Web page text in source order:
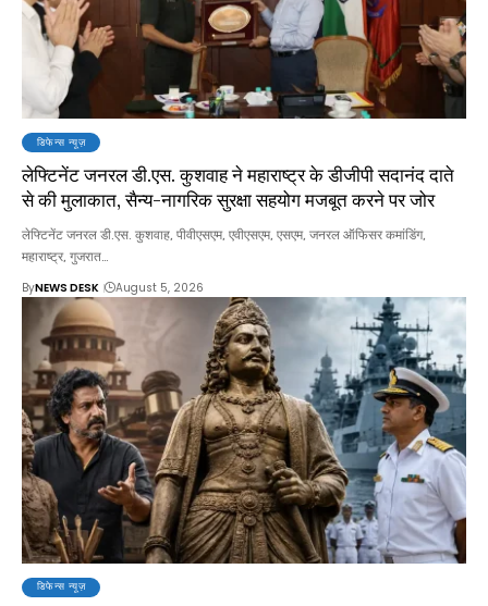
डिफेन्स न्यूज़
लेफ्टिनेंट जनरल डी.एस. कुशवाह ने महाराष्ट्र के डीजीपी सदानंद दाते
से की मुलाकात, सैन्य-नागरिक सुरक्षा सहयोग मजबूत करने पर जोर
लेफ्टिनेंट जनरल डी.एस. कुशवाह, पीवीएसएम, एवीएसएम, एसएम, जनरल ऑफिसर कमांडिंग,
महाराष्ट्र, गुजरात…
ByNEWS DESK August 5, 2026
डिफेन्स न्यूज़